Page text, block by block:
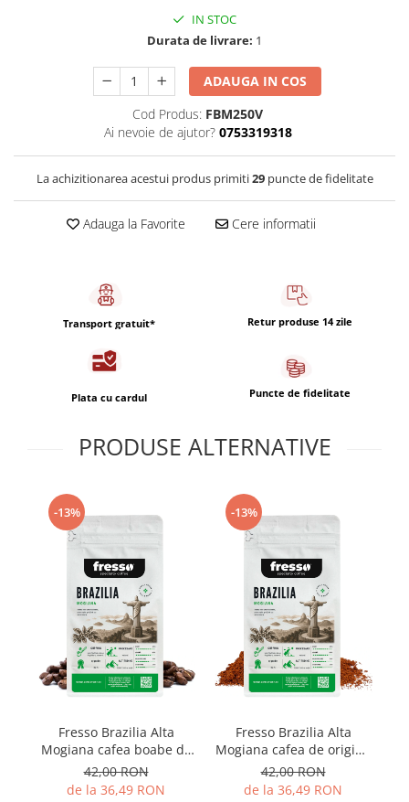
IN STOC
Durata de livrare: 1
ADAUGA IN COS
Cod Produs: FBM250V
Ai nevoie de ajutor? 0753319318
La achizitionarea acestui produs primiti29puncte de fidelitate
Adauga la Favorite Cere informatii
Transport gratuit* Retur produse 14 zile
Plata cu cardul Puncte de fidelitate
PRODUSE ALTERNATIVE
-13%
Fresso Brazilia Alta
Mogiana cafea boabe de
origine proaspăt prăjită
42,00 RON
de la 36,49 RON
-13%
Fresso Brazilia Alta
Mogiana cafea de origine
proaspăt prăjită și
măcinată
42,00 RON
de la 36,49 RON